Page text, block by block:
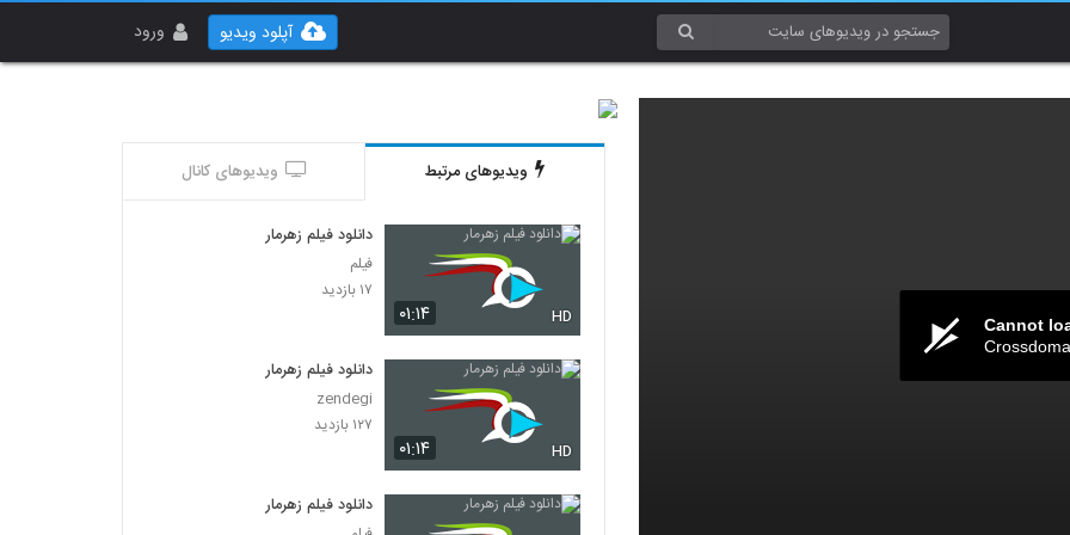
ورود آپلود ویدیو
Cannot
ویدیوهای مرتبط ویدیوهای کانال
۰۱:۱۴ HD
دانلود فیلم زهرمار
فیلم
۱۷ بازدید
۰۱:۱۴ HD
دانلود فیلم زهرمار
zendegi
۱۲۷ بازدید
دانلود فیلم زهرمار